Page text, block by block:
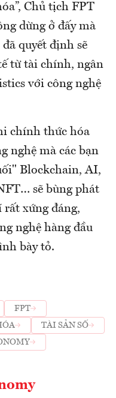
Chủ tịch FPT
dừng ở đấy mà
quyết định sẽ
từ tài chính, ngân
với công nghệ
chính thức hóa
nghệ mà các bạn
Blockchain, AI,
sẽ bùng phát
rất xứng đáng,
nghệ hàng đầu
bày tỏ.
FPT
TÀI SẢN SỐ